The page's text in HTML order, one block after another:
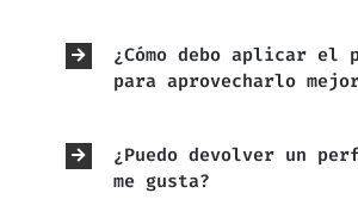
¿Cómo debo aplicar el
para aprovecharlo
¿Puedo devolver un
me gusta?